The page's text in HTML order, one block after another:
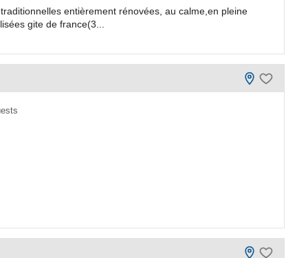
entièrement rénovées, au calme,en pleine
gite de france(3...